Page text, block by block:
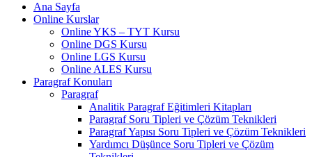
Ana Sayfa
Online Kurslar
Online YKS – TYT Kursu
Online DGS Kursu
Online LGS Kursu
Online ALES Kursu
Paragraf Konuları
Paragraf
Analitik Paragraf Eğitimleri Kitapları
Paragraf Soru Tipleri ve Çözüm Teknikleri
Paragraf Yapısı Soru Tipleri ve Çözüm Teknikleri
Yardımcı Düşünce Soru Tipleri ve Çözüm